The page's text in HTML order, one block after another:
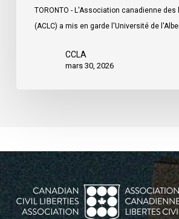
TORONTO - L'Association canadienne
(ACLC) a mis en garde l'Université de
CCLA
mars 30, 2026